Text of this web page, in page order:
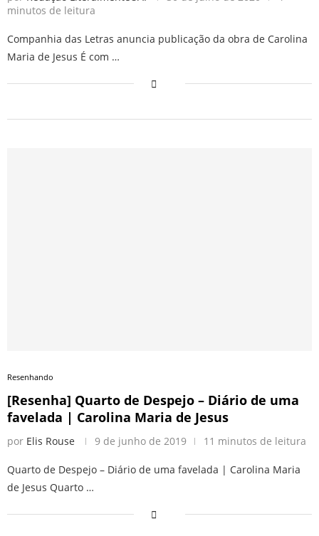
minutos de leitura
Companhia das Letras anuncia publicação da obra de Carolina
Maria de Jesus É com …
Resenhando
[Resenha] Quarto de Despejo – Diário de uma
favelada | Carolina Maria de Jesus
por Elis Rouse 9 de junho de 2019 11 minutos de leitura
Quarto de Despejo – Diário de uma favelada | Carolina Maria
de Jesus Quarto …